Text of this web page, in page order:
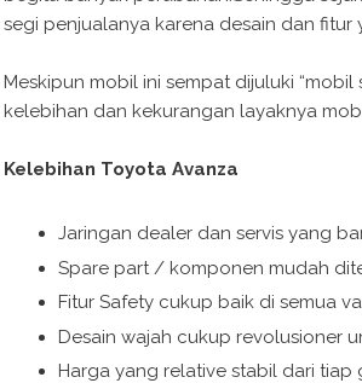
segi penjualanya karena desain dan
Meskipun mobil ini sempat dijuluki
kelebihan dan kekurangan layaknya
Kelebihan Toyota Avanza
Jaringan dealer dan servis yang
Spare part / komponen mudah
Fitur Safety cukup baik di semua
Desain wajah cukup revolusioner
Harga yang relative stabil dari tiap